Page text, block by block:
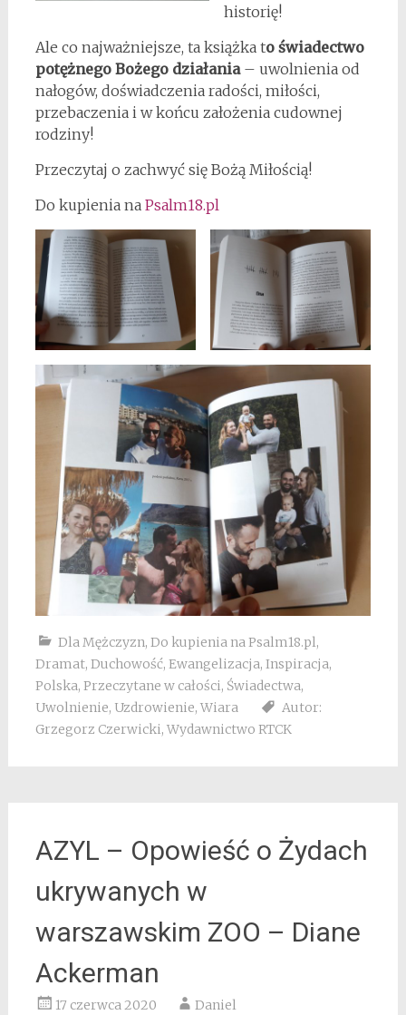
historię!
Ale co najważniejsze, ta książka to świadectwo
potężnego Bożego działania– uwolnienia od
nałogów, doświadczenia radości, miłości,
przebaczenia i w końcu założenia cudownej
rodziny!
Przeczytaj o zachwyć się Bożą Miłością!
Do kupienia na Psalm18.pl
Dla Mężczyzn, Do kupienia na Psalm18.pl,
Dramat, Duchowość, Ewangelizacja, Inspiracja,
Polska, Przeczytane w całości, Świadectwa,
Uwolnienie, Uzdrowienie, Wiara
Autor:
Grzegorz Czerwicki, Wydawnictwo RTCK
AZYL – Opowieść o Żydach
ukrywanych w
warszawskim ZOO – Diane
Ackerman
17 czerwca 2020 Daniel